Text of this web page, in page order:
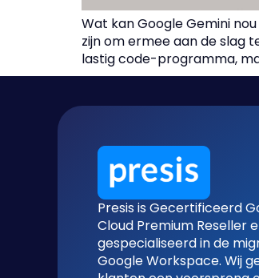
Wat kan Google Gemini
zijn om ermee aan de slag
lastig code-programma,
Presis is Gecertificeerd
Cloud Premium Reseller
gespecialiseerd in de
Google Workspace. Wij